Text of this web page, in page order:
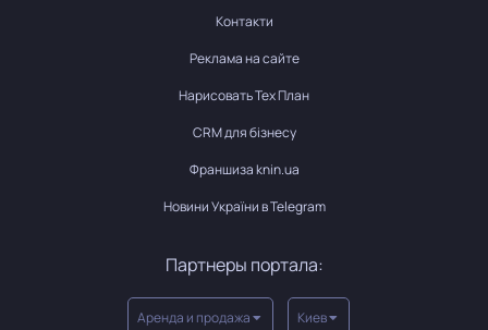
Контакти
Реклама на сайте
Нарисовать Тех План
CRM для бізнесу
Франшиза knin.ua
Новини України в Telegram
Партнеры портала:
Аренда и продажа Киев